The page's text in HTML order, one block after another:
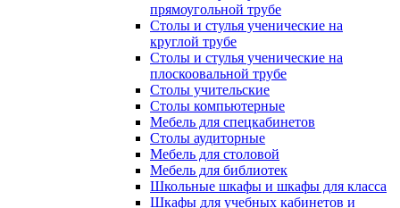
прямоугольной трубе
Столы и стулья ученические на
круглой трубе
Столы и стулья ученические на
плоскоовальной трубе
Столы учительские
Столы компьютерные
Мебель для спецкабинетов
Столы аудиторные
Мебель для столовой
Мебель для библиотек
Школьные шкафы и шкафы для класса
Шкафы для учебных кабинетов и